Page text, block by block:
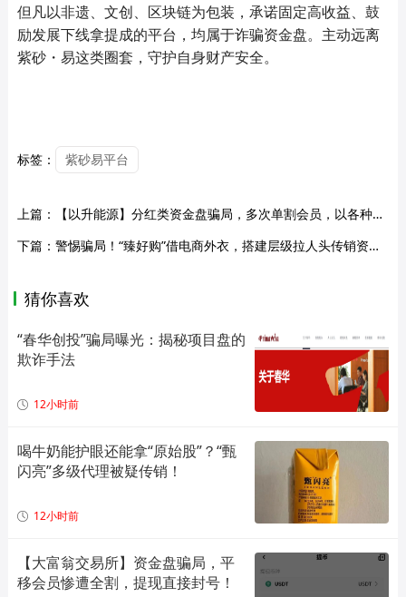
但凡以非遗、文创、区块链为包装，承诺固定高收益、鼓
励发展下线拿提成的平台，均属于诈骗资金盘。主动远离
紫砂・易这类圈套，守护自身财产安全。
标签： 紫砂易平台
上篇：
【以升能源】分红类资金盘骗局，多次单割会员，以各种理由不让会员提现，即将崩盘跑路！
下篇： 警惕骗局！“臻好购”借电商外衣，搭建层级拉人头传销资金盘！！
猜你喜欢
“春华创投”骗局曝光：揭秘项目盘的
欺诈手法
12小时前
喝牛奶能护眼还能拿“原始股”？“甄
闪亮”多级代理被疑传销！
12小时前
【大富翁交易所】资金盘骗局，平
移会员惨遭全割，提现直接封号！